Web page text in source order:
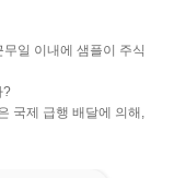
일 이내에 샘플이 주식
?
국제 급행 배달에 의해,